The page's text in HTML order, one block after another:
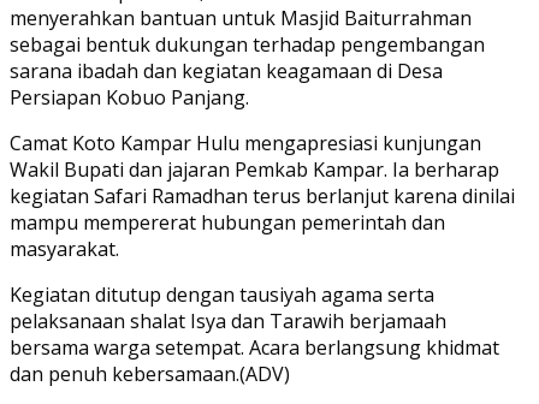
menyerahkan bantuan untuk Masjid Baiturrahman
sebagai bentuk dukungan terhadap pengembangan
sarana ibadah dan kegiatan keagamaan di Desa
Persiapan Kobuo Panjang.
Camat Koto Kampar Hulu mengapresiasi kunjungan
Wakil Bupati dan jajaran Pemkab Kampar. Ia berharap
kegiatan Safari Ramadhan terus berlanjut karena dinilai
mampu mempererat hubungan pemerintah dan
masyarakat.
Kegiatan ditutup dengan tausiyah agama serta
pelaksanaan shalat Isya dan Tarawih berjamaah
bersama warga setempat. Acara berlangsung khidmat
dan penuh kebersamaan.(ADV)